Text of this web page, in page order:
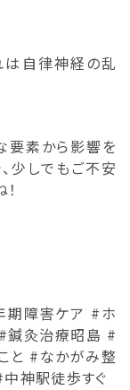
は自律神経の乱
要素から影響を
少しでもご不安
障害ケア #ホ
鍼灸治療昭島 #
と #なかがみ整
神駅徒歩すぐ